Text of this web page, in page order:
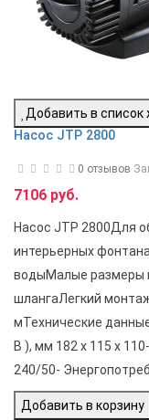
Добавить в список
Насос JTP 2800
0 отзывов
7106 руб.
Насос JTP 2800Для
интерьерных
водыМалые размеры
шлангаЛегкий
мТехнические
В ), мм 182 х 115 х
240/50-
Добавить в корзину